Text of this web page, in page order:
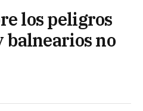
los peligros
balnearios no